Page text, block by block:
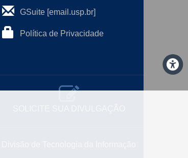
GSuite [email.usp.br]
Política de Privacidade